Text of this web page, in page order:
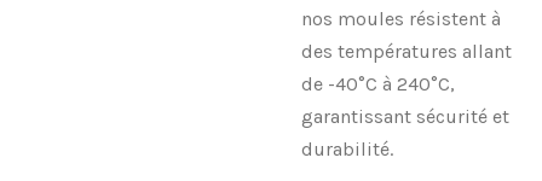
nos moules résistent à
des températures allant
de -40°C à 240°C,
garantissant sécurité et
durabilité.